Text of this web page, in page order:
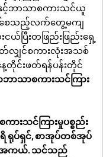
င့်ဘာသာစကားသင်ယူ
ေါ်စေသည့်လက်တွေ့မကျ
ယ်ပြီးတဖြည်းဖြည်းရှေ့
တ်လျှင်စကားလုံးအသစ်
င်းဖတ်ရန်ပန်းတိုင်
ာသာစကားသင်ကြား
းသင်ကြားမှုပစ္စည်း
ရုပ်ရှင်, စာအုပ်တစ်အုပ်
အကယ်. သင်သည်